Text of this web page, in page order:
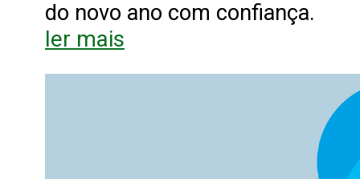
do novo ano com confiança.
ler mais